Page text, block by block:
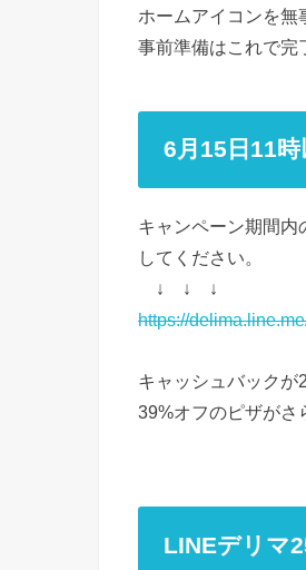
ホームアイコンを無
事前準備はこれで完
6月15日11
キャンペーン期間内
してください。
↓ ↓ ↓
https://
キャッシュバックが
39%オフのピザがさ
LINEデリマ